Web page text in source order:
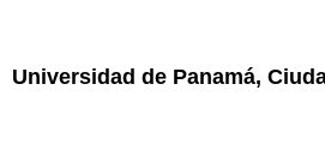
Universidad de Panamá,